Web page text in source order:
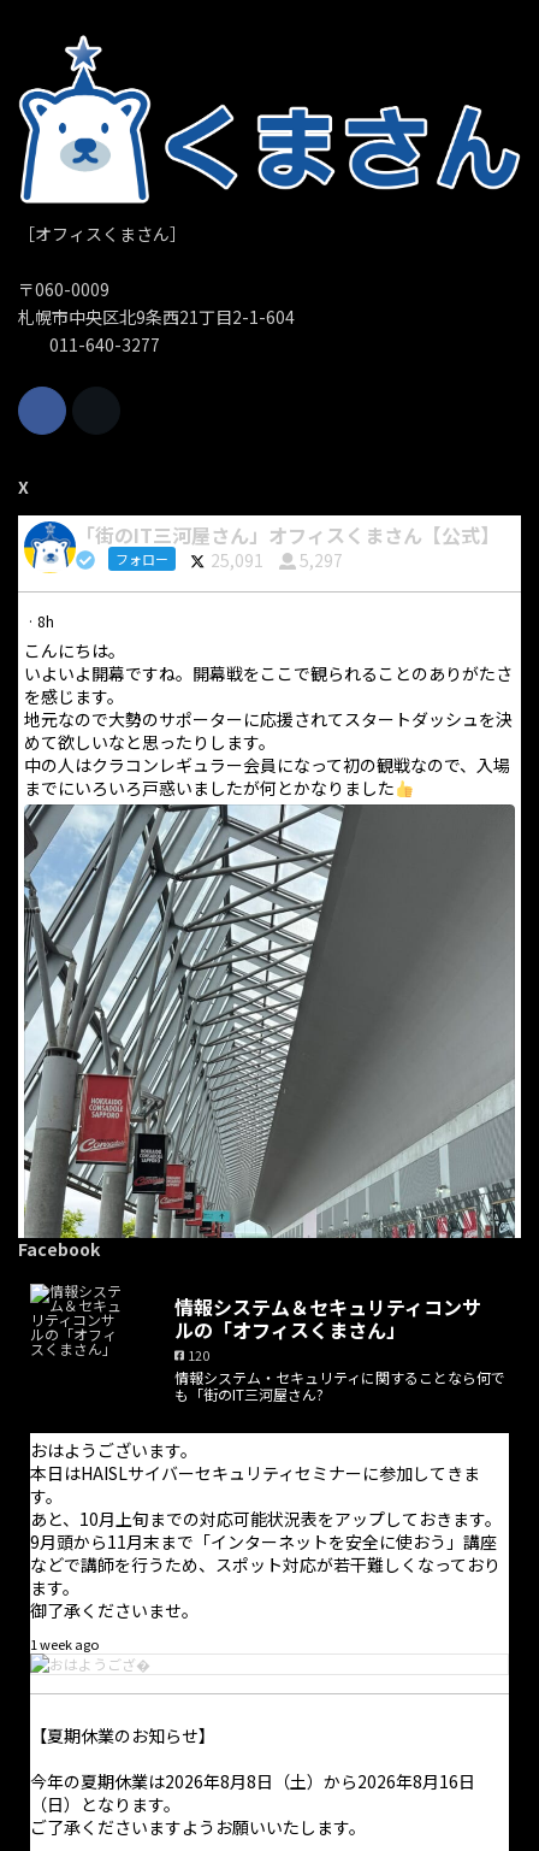
［オフィスくまさん］
〒060-0009
札幌市中央区北9条西21丁目2-1-604
011-640-3277
X
「街のIT三河屋さん」オフィスくまさん【公式】
フォロー 25,091 5,297
· 8h
こんにちは。
いよいよ開幕ですね。開幕戦をここで観られることのありがたさ
を感じます。
地元なので大勢のサポーターに応援されてスタートダッシュを決
めて欲しいなと思ったりします。
中の人はクラコンレギュラー会員になって初の観戦なので、入場
までにいろいろ戸惑いましたが何とかなりました
11h
電話での問合せにつきましては受け付けておりません。問合せに
ついては問合せフォームからのみ受け付けており、返信は適宜行
Facebook
情報システム＆セキュリティコンサ
ルの「オフィスくまさん」
120
情報システム・セキュリティに関することなら何で
も「街のIT三河屋さん?
おはようございます。
本日はHAISLサイバーセキュリティセミナーに参加してきま
す。
あと、10月上旬までの対応可能状況表をアップしておきます。
9月頭から11月末まで「インターネットを安全に使おう」講座
などで講師を行うため、スポット対応が若干難しくなっており
ます。
御了承くださいませ。
1 week ago
【夏期休業のお知らせ】
今年の夏期休業は2026年8月8日（土）から2026年8月16日
（日）となります。
ご了承くださいますようお願いいたします。